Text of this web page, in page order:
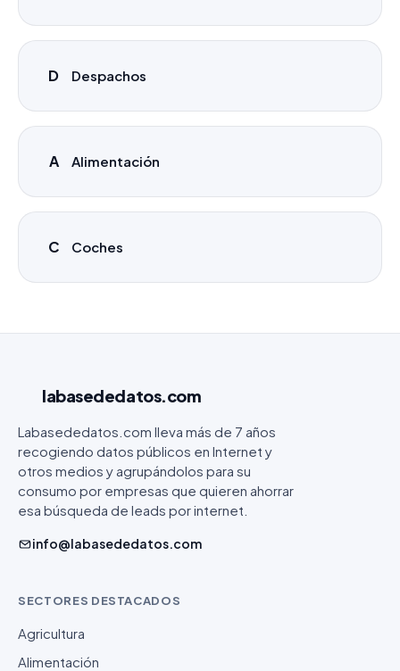
D Despachos
A Alimentación
C Coches
labasededatos.com
Labasededatos.com lleva más de 7 años
recogiendo datos públicos en Internet y
otros medios y agrupándolos para su
consumo por empresas que quieren ahorrar
esa búsqueda de leads por internet.
info@labasededatos.com
SECTORES DESTACADOS
Agricultura
Alimentación